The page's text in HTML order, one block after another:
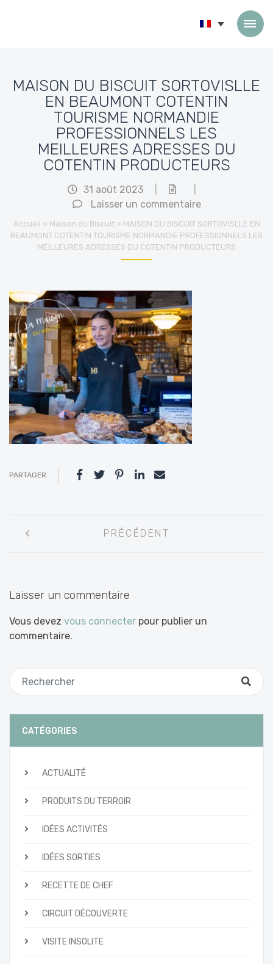
MAISON DU BISCUIT SORTOVISLLE
EN BEAUMONT COTENTIN
TOURISME NORMANDIE
PROFESSIONNELS LES
MEILLEURES ADRESSES DU
COTENTIN PRODUCTEURS
31 août 2023
Laisser un commentaire
Accueil » Maison du Biscuit» MAISON DU BISCUIT SORTOVISLLE EN
BEAUMONT COTENTIN TOURISME NORMANDIE PROFESSIONNELS LES
MEILLEURES ADRESSES DU COTENTIN PRODUCTEURS
PARTAGER
entre
PRÉCÉDENT
Laisser un commentaire
Vous devez vous connecter pour publier un
commentaire.
CATÉGORIES
ACTUALITÉ
PRODUITS DU TERROIR
IDÉES ACTIVITÉS
IDÉES SORTIES
RECETTE DE CHEF
CIRCUIT DÉCOUVERTE
VISITE INSOLITE